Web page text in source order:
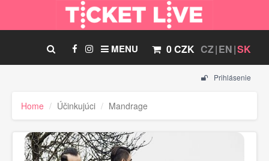
CZ EN SK
0 CZK
MENU
Prihlásenie
Home Účinkujúci Mandrage